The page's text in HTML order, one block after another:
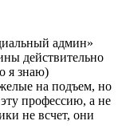
админ»
действительно
я знаю)
на подъем, но
профессию, а не
не всчет, они